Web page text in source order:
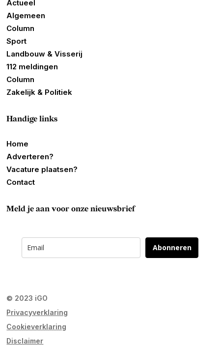
Actueel
Algemeen
Column
Sport
Landbouw & Visserij
112 meldingen
Column
Zakelijk & Politiek
Handige links
Home
Adverteren?
Vacature plaatsen?
Contact
Meld je aan voor onze nieuwsbrief
Abonneren
© 2023 iGO
Privacyverklaring
Cookieverklaring
Disclaimer